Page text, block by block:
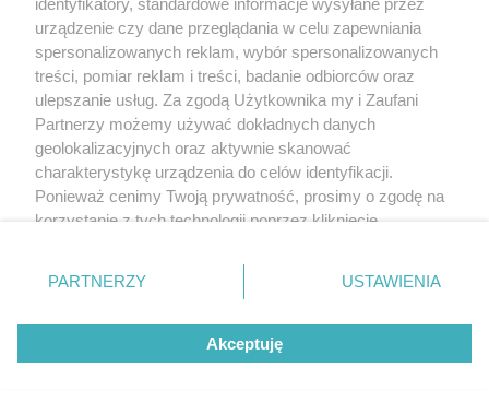
identyfikatory, standardowe informacje wysyłane przez
urządzenie czy dane przeglądania w celu zapewniania
spersonalizowanych reklam, wybór spersonalizowanych
treści, pomiar reklam i treści, badanie odbiorców oraz
ulepszanie usług. Za zgodą Użytkownika my i Zaufani
Partnerzy możemy używać dokładnych danych
geolokalizacyjnych oraz aktywnie skanować
charakterystykę urządzenia do celów identyfikacji.
Ponieważ cenimy Twoją prywatność, prosimy o zgodę na
korzystanie z tych technologii poprzez kliknięcie
zmienić/wycofać klikając przycisk ustawień prywatności
znajdujący się w lewym dolnym rogu strony
rodzaje przetwarzania danych nie wymagają zgody
użytkownika, ale masz prawo sprzeciwić się takiemu
przetwarzaniu. Preferencje będą miały zastosowanie tylko
PARTNERZY USTAWIENIA
Akceptuję